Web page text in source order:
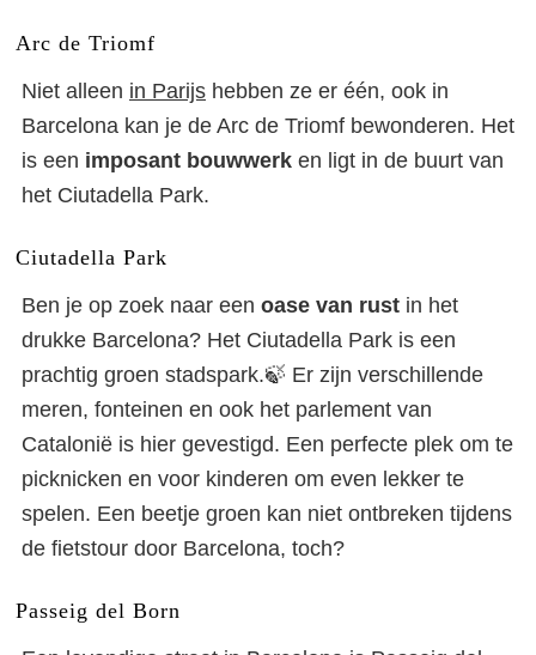
Nederlandse gids
Arc de Triomf
Niet alleen in Parijs hebben ze er één, ook in
Barcelona kan je de Arc de Triomf bewonderen. Het
is een imposant bouwwerk en ligt in de buurt van
het Ciutadella Park.
Ciutadella Park
Ben je op zoek naar een oase van rust in het
drukke Barcelona? Het Ciutadella Park is een
prachtig groen stadspark.🍃 Er zijn verschillende
meren, fonteinen en ook het parlement van
Catalonië is hier gevestigd. Een perfecte plek om te
picknicken en voor kinderen om even lekker te
spelen. Een beetje groen kan niet ontbreken tijdens
de fietstour door Barcelona, toch?
Passeig del Born